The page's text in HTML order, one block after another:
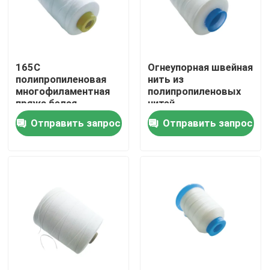
Продукты
видео
Экскурсия по заводу
Контроль качества
165C
полипропиленовая
многофиламентная
пряжа белая
огнеупорная нить
Отправить запрос
Огнеупорная швейная
нить из
полипропиленовых
нитей
Отправить запрос